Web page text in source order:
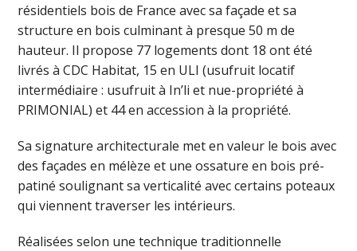
résidentiels bois de France avec sa façade et sa
structure en bois culminant à presque 50 m de
hauteur. Il propose 77 logements dont 18 ont été
livrés à CDC Habitat, 15 en ULI (usufruit locatif
intermédiaire : usufruit à In’li et nue-propriété à
PRIMONIAL) et 44 en accession à la propriété.
Sa signature architecturale met en valeur le bois avec
des façades en mélèze et une ossature en bois pré-
patiné soulignant sa verticalité avec certains poteaux
qui viennent traverser les intérieurs.
Réalisées selon une technique traditionnelle